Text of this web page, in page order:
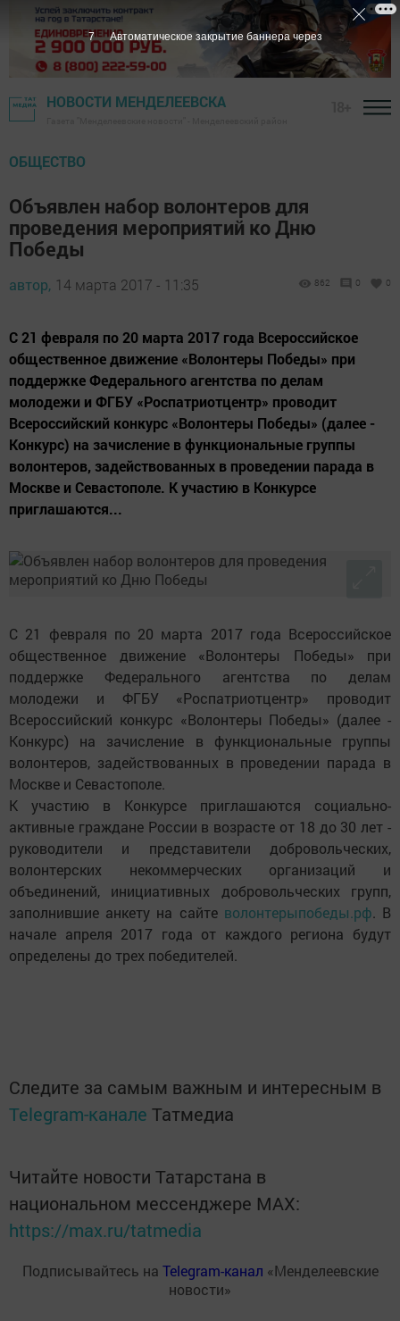
НОВОСТИ МЕНДЕЛЕЕВСКА
ОБЩЕСТВО
Объявлен набор волонтеров для
проведения мероприятий ко Дню
Победы
автор, 14 марта 2017 - 11:35 862 0 0
С 21 февраля по 20 марта 2017 года Всероссийское
общественное движение «Волонтеры Победы» при
поддержке Федерального агентства по делам
молодежи и ФГБУ «Роспатриотцентр» проводит
Всероссийский конкурс «Волонтеры Победы» (далее -
Конкурс) на зачисление в функциональные группы
волонтеров, задействованных в проведении парада в
Москве и Севастополе. К участию в Конкурсе
приглашаются...
С 21 февраля по 20 марта 2017 года Всероссийское
общественное движение «Волонтеры Победы» при
поддержке Федерального агентства по делам
молодежи и ФГБУ «Роспатриотцентр» проводит
Всероссийский конкурс «Волонтеры Победы» (далее -
Конкурс) на зачисление в функциональные группы
волонтеров, задействованных в проведении парада в
Москве и Севастополе.
К участию в Конкурсе приглашаются социально-
активные граждане России в возрасте от 18 до 30 лет -
руководители и представители добровольческих,
волонтерских некоммерческих организаций и
объединений, инициативных добровольческих групп,
заполнившие анкету на сайте волонтерыпобеды.рф. В
начале апреля 2017 года от каждого региона будут
определены до трех победителей.
Следите за самым важным и интересным в
Telegram-канале Татмедиа
Читайте новости Татарстана в
национальном мессенджере MАХ:
https://max.ru/tatmedia
Подписывайтесь на Telegram-канал «Менделеевские
новости»
6 Автоматическое закрытие баннера через